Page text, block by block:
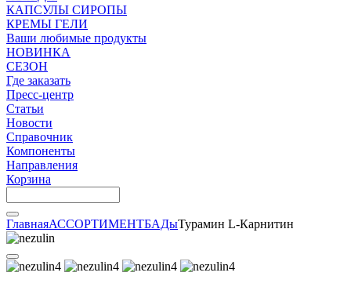
КАПСУЛЫ СИРОПЫ
КРЕМЫ ГЕЛИ
Ваши любимые продукты
НОВИНКА
СЕЗОН
Где заказать
Пресс-центр
Статьи
Новости
Справочник
Компоненты
Направления
Корзина
ГлавнаяАССОРТИМЕНТБАДыТурамин L-Карнитин